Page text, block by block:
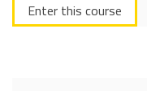
Enter this course